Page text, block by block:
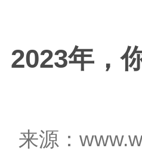
2023年，
来源：